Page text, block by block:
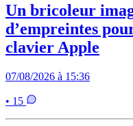
Un bricoleur
d’empreintes
clavier Apple
07/08/2026 à 15:36
• 15